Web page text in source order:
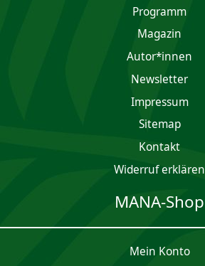
Programm
Magazin
Autor*innen
Newsletter
Impres­sum
Sitemap
Kontakt
Widerruf erklären
MANA-Shop
Mein Konto